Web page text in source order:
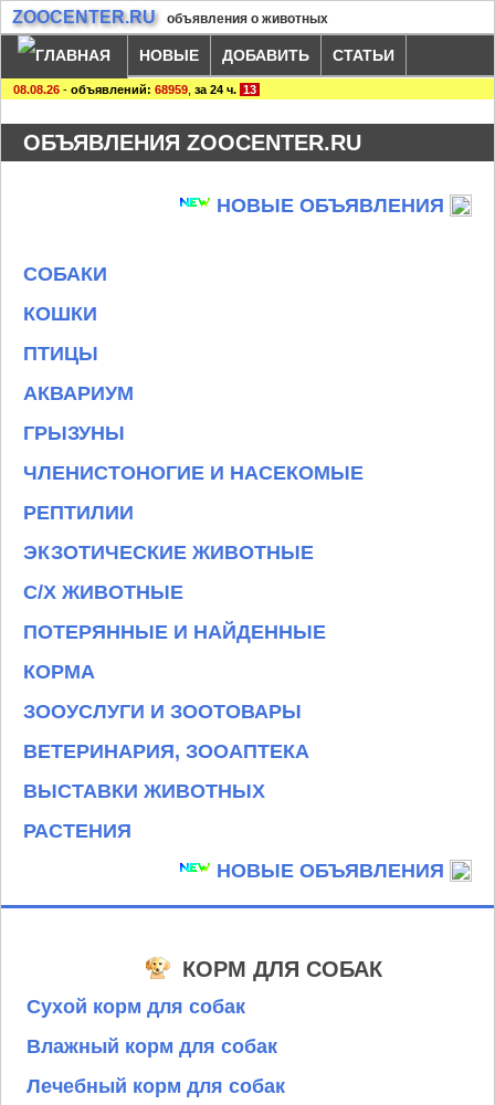
ZOOCENTER.RU объявления о животных
НОВЫЕ ДОБАВИТЬ СТАТЬИ
08.08.26 - объявлений: 68959 за 24 ч. 13
ОБЪЯВЛЕНИЯ ZOOCENTER.RU
НОВЫЕ ОБЪЯВЛЕНИЯ
СОБАКИ
КОШКИ
ПТИЦЫ
АКВАРИУМ
ГРЫЗУНЫ
ЧЛЕНИСТОНОГИЕ И НАСЕКОМЫЕ
РЕПТИЛИИ
ЭКЗОТИЧЕСКИЕ ЖИВОТНЫЕ
С/Х ЖИВОТНЫЕ
ПОТЕРЯННЫЕ И НАЙДЕННЫЕ
КОРМА
ЗООУСЛУГИ И ЗООТОВАРЫ
ВЕТЕРИНАРИЯ, ЗООАПТЕКА
ВЫСТАВКИ ЖИВОТНЫХ
РАСТЕНИЯ
НОВЫЕ ОБЪЯВЛЕНИЯ
КОРМ ДЛЯ СОБАК
Сухой корм для собак
Влажный корм для собак
Лечебный корм для собак